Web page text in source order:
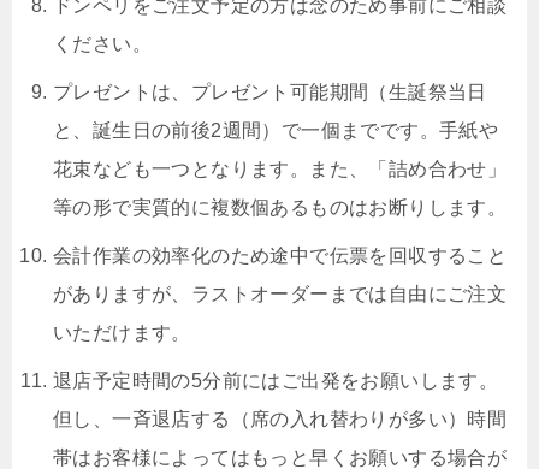
ドンペリをご注文予定の方は念のため事前にご相談
ください。
プレゼントは、プレゼント可能期間（生誕祭当日
と、誕生日の前後2週間）で一個までです。手紙や
花束なども一つとなります。また、「詰め合わせ」
等の形で実質的に複数個あるものはお断りします。
会計作業の効率化のため途中で伝票を回収すること
がありますが、ラストオーダーまでは自由にご注文
いただけます。
退店予定時間の5分前にはご出発をお願いします。
但し、一斉退店する（席の入れ替わりが多い）時間
帯はお客様によってはもっと早くお願いする場合が